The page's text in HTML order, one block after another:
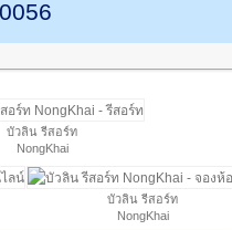
บัวลิน รีสอร์ท
NongKhai
บัวลิน รีสอร์ท
NongKhai